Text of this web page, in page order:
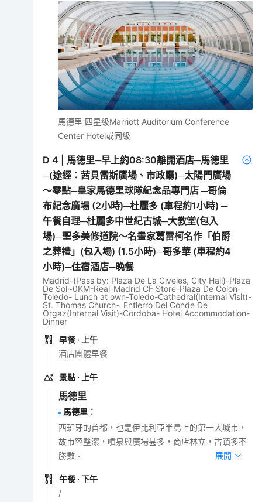
馬德里 四星級Marriott Auditorium Conference
Center Hotel或同級
D4
馬德里─早上約08:30離開酒店─馬德里
─(途經：茜貝雷斯廣場、市政廳)─太陽門廣場
～零點─皇家馬德里球隊紀念品專門店 ─哥倫
布紀念廣場 (2小時)─杜麗多 (車程約1小時) ─
午餐自理─杜麗多中世紀古城─大教堂(包入
場)─聖多美修道院～名畫家葛雷柯名作「伯爵
之葬禮」(包入場) (1.5小時)─哥多華 (車程約4
小時)─住宿酒店─晚餐
Madrid-(Pass by: Plaza De La Civeles, City Hall)-Plaza
De Sol~0KM-Real-Madrid CF Store-Plaza De Colon-
Toledo- Lunch at own-Toledo-Cathedral(Internal Visit)-
St. Thomas Church~ Entierro Del Conde De
Orgaz(Internal Visit)-Cordoba- Hotel Accommodation-
Dinner
早餐 · 上午
酒店團體早餐
景點 · 上午
馬德里
馬德里 ：
西班牙的首都，也是伊比利亞半島上的第一大城市，
故市容整潔，噴泉與廣場甚多，商店林立，古蹟多不
勝數。
展開
午餐 · 下午
/